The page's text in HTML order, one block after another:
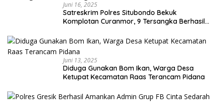
Juni 16, 2025
Satreskrim Polres Situbondo Bekuk
Komplotan Curanmor, 9 Tersangka Berhasil
Juni 13, 2025
Diduga Gunakan Bom Ikan, Warga Desa
Ketupat Kecamatan Raas Terancam Pidana